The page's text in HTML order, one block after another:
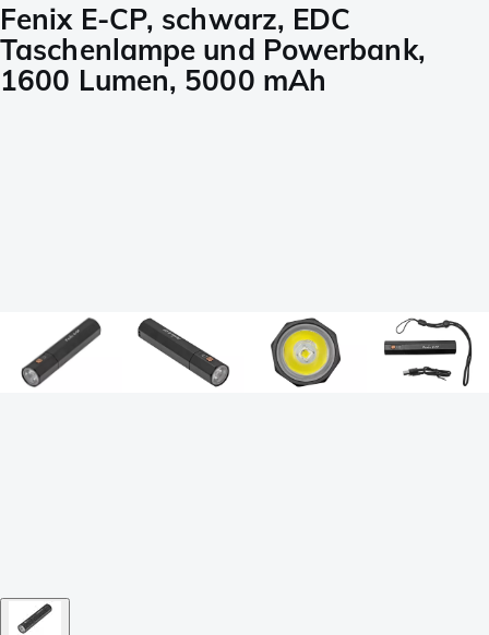
Fenix E-CP, schwarz, EDC
Taschenlampe und Powerbank,
1600 Lumen, 5000 mAh